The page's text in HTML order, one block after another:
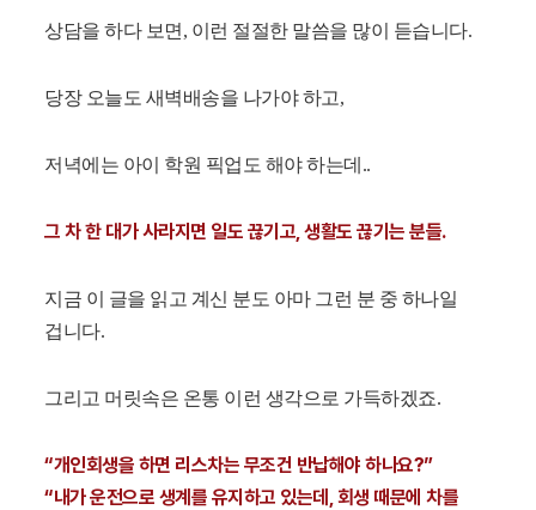
상담을 하다 보면, 이런 절절한 말씀을 많이 듣습니다.
당장 오늘도 새벽배송을 나가야 하고,
저녁에는 아이 학원 픽업도 해야 하는데..
그 차 한 대가 사라지면 일도 끊기고, 생활도 끊기는 분들.
지금 이 글을 읽고 계신 분도 아마 그런 분 중 하나일
겁니다.
그리고 머릿속은 온통 이런 생각으로 가득하겠죠.
“개인회생을 하면 리스차는 무조건 반납해야 하나요?”
“내가 운전으로 생계를 유지하고 있는데, 회생 때문에 차를